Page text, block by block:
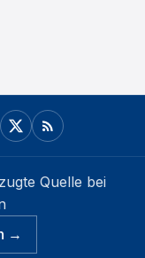
Quelle bei
→